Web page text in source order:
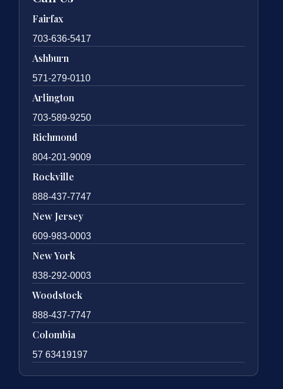
Fairfax
703-636-5417
Ashburn
571-279-0110
Arlington
703-589-9250
Richmond
804-201-9009
Rockville
888-437-7747
New Jersey
609-983-0003
New York
838-292-0003
Woodstock
888-437-7747
Colombia
57 63419197